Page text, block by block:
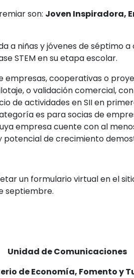
son: Joven Inspiradora,
a niñas y jóvenes de séptimo
STEM en su etapa escolar.
empresas, cooperativas o
o validación comercial,
de actividades en SII en
es para socias de
empresa cuente con al
potencial de crecimiento
un formulario virtual en el
septiembre.
Unidad de Comunicaciones
de Economía, Fomento y